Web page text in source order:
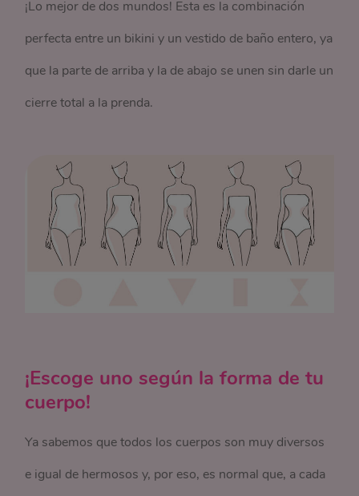
¡Lo mejor de dos mundos! Esta es la combinación
perfecta entre un bikini y un vestido de baño entero, ya
que la parte de arriba y la de abajo se unen sin darle un
cierre total a la prenda.
¡Escoge uno según la forma de tu
cuerpo!
Ya sabemos que todos los cuerpos son muy diversos
e igual de hermosos y, por eso, es normal que, a cada